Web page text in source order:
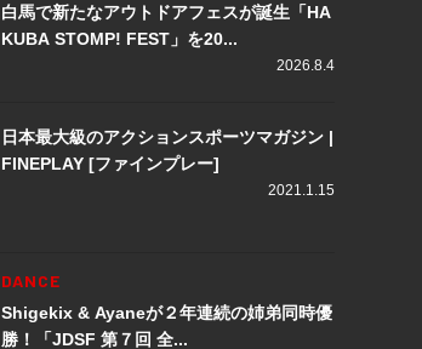
白馬で新たなアウトドアフェスが誕生「HA
KUBA STOMP! FEST」を20...
2026.8.4
日本最大級のアクションスポーツマガジン |
FINEPLAY [ファインプレー]
2021.1.15
DANCE
Shigekix & Ayaneが２年連続の姉弟同時優
勝！「JDSF 第７回 全...